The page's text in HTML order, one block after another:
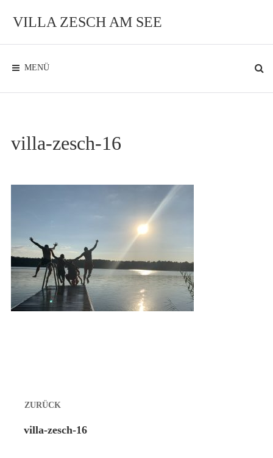
InhaltVILLA ZESCH AM SEE
Ambiente
See MENÜ
villa-zesch-16
ZURÜCK
Vorheriger
villa-zesch-16